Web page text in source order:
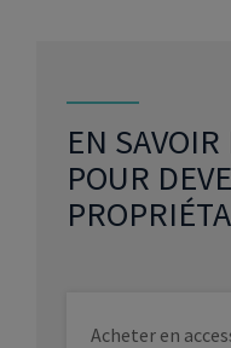
EN
POUR
Acheter en